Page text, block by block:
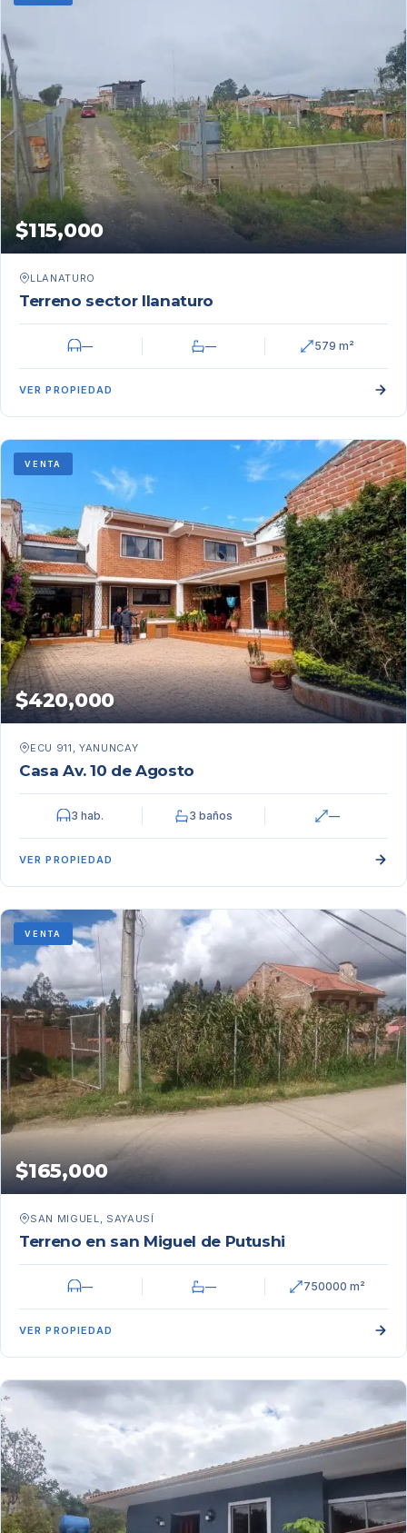
$115,000
LLANATURO
Terreno sector llanaturo
— — 579 m²
VER PROPIEDAD
VENTA
$420,000
ECU 911, YANUNCAY
Casa Av. 10 de Agosto
3 hab. 3 baños —
VER PROPIEDAD
VENTA
$165,000
SAN MIGUEL, SAYAUSÍ
Terreno en san Miguel de Putushi
— — 750000 m²
VER PROPIEDAD